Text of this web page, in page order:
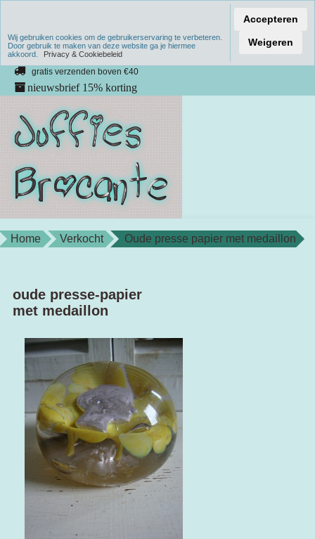
Verzenden binnen 1 werkdag
unieke producten
gratis verzenden boven €40
nieuwsbrief 15% korting
Home Verkocht Oude presse papier met medaillon
oude presse-papier
met medaillon
Wij gebruiken cookies om de gebruikerservaring te verbeteren.
Door gebruik te maken van deze website ga je hiermee
akkoord.
Privacy & Cookiebeleid
Accepteren
Weigeren